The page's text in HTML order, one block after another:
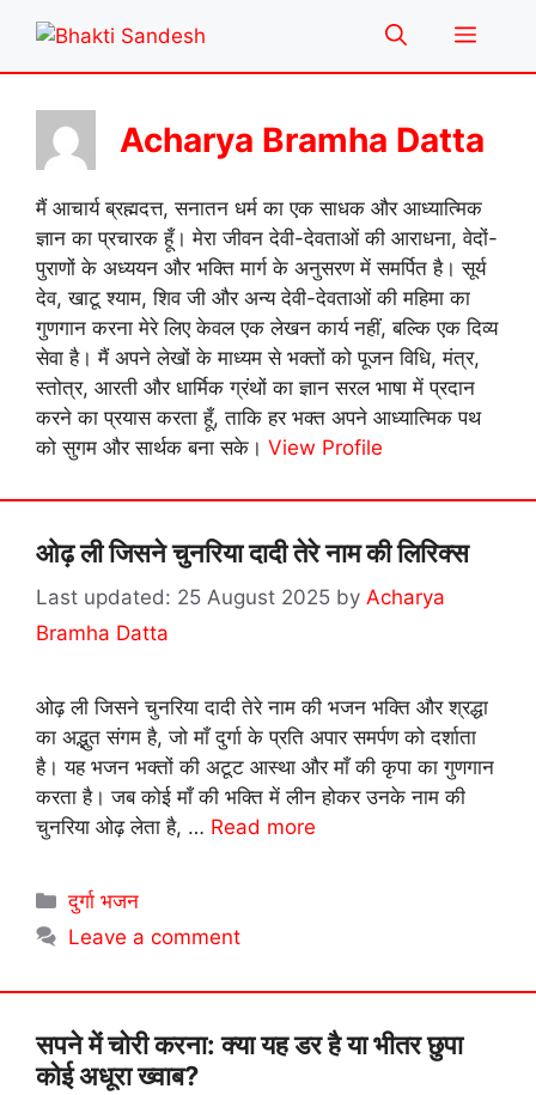
content
Menu
Acharya Bramha Datta
मैं आचार्य ब्रह्मदत्त, सनातन धर्म का एक साधक और आध्यात्मिक
ज्ञान का प्रचारक हूँ। मेरा जीवन देवी-देवताओं की आराधना, वेदों-
पुराणों के अध्ययन और भक्ति मार्ग के अनुसरण में समर्पित है। सूर्य
देव, खाटू श्याम, शिव जी और अन्य देवी-देवताओं की महिमा का
गुणगान करना मेरे लिए केवल एक लेखन कार्य नहीं, बल्कि एक दिव्य
सेवा है। मैं अपने लेखों के माध्यम से भक्तों को पूजन विधि, मंत्र,
स्तोत्र, आरती और धार्मिक ग्रंथों का ज्ञान सरल भाषा में प्रदान
करने का प्रयास करता हूँ, ताकि हर भक्त अपने आध्यात्मिक पथ
को सुगम और सार्थक बना सके। View Profile
ओढ़ ली जिसने चुनरिया दादी तेरे नाम की लिरिक्स
25 August 2025 by Acharya
Bramha Datta
ओढ़ ली जिसने चुनरिया दादी तेरे नाम की भजन भक्ति और श्रद्धा
का अद्भुत संगम है, जो माँ दुर्गा के प्रति अपार समर्पण को दर्शाता
है। यह भजन भक्तों की अटूट आस्था और माँ की कृपा का गुणगान
करता है। जब कोई माँ की भक्ति में लीन होकर उनके नाम की
चुनरिया ओढ़ लेता है, … Read more
Categories
दुर्गा भजन
Leave a comment
सपने में चोरी करना: क्या यह डर है या भीतर छुपा
कोई अधूरा ख्वाब?